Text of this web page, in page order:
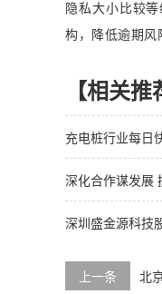
隐私大小比较
构，降低逾期风
【相关推
充电桩行业每日
深化合作谋发展
深圳盛金源科技
上一条 北